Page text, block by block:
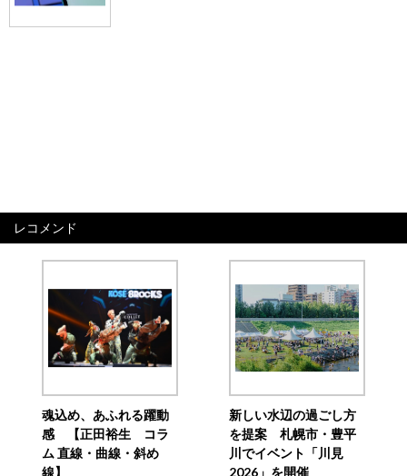
レコメンド
魂込め、あふれる躍動
感 【正田裕生 コラ
ム 直線・曲線・斜め
線】
新しい水辺の過ごし方
を提案 札幌市・豊平
川でイベント「川見
2026」を開催